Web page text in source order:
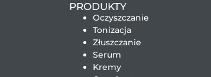
PRODUKTY
Oczyszczanie
Tonizacja
Złuszczanie
Serum
Kremy